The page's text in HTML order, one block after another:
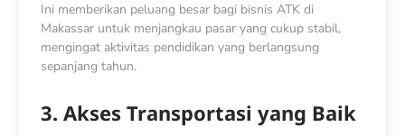
Ini memberikan peluang besar bagi bisnis ATK di
Makassar untuk menjangkau pasar yang cukup stabil,
mengingat aktivitas pendidikan yang berlangsung
sepanjang tahun.
3. Akses Transportasi yang Baik